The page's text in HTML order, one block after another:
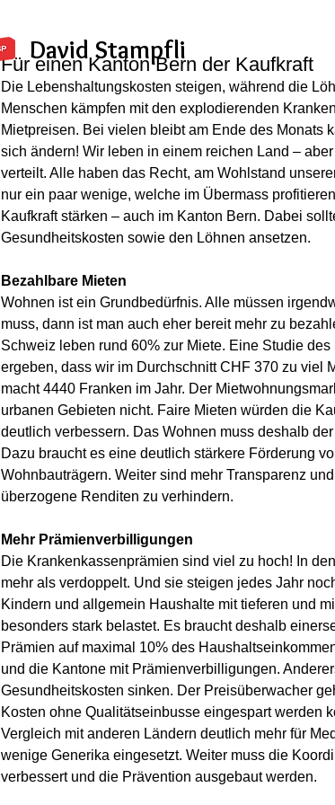
David Stampfli
Für einen Kanton Bern der Kaufkraft
Die Lebenshaltungskosten steigen, während die
Menschen kämpfen mit den explodierenden
Mietpreisen. Bei vielen bleibt am Ende des Monats
sich ändern! Wir leben in einem reichen Land –
verteilt. Alle haben das Recht, am Wohlstand
nur ein paar wenige, welche im Übermass
Kaufkraft stärken – auch im Kanton Bern. Dabei
Gesundheitskosten sowie den Löhnen ansetzen.
Bezahlbare Mieten
Wohnen ist ein Grundbedürfnis. Alle müssen
muss, dann ist man auch eher bereit mehr zu
Schweiz leben rund 60% zur Miete. Eine Studie
ergeben, dass wir im Durchschnitt CHF 370 zu viel
macht 4440 Franken im Jahr. Der
urbanen Gebieten nicht. Faire Mieten würden die
deutlich verbessern. Das Wohnen muss deshalb
Dazu braucht es eine deutlich stärkere Förderung
Wohnbauträgern. Weiter sind mehr Transparenz
überzogene Renditen zu verhindern.
Mehr Prämienverbilligungen
Die Krankenkassenprämien sind viel zu hoch! In
mehr als verdoppelt. Und sie steigen jedes Jahr
Kindern und allgemein Haushalte mit tieferen und
besonders stark belastet. Es braucht deshalb
Prämien auf maximal 10% des
und die Kantone mit Prämienverbilligungen.
Gesundheitskosten sinken. Der Preisüberwacher
Kosten ohne Qualitätseinbusse eingespart werden
Vergleich mit anderen Ländern deutlich mehr für
wenige Generika eingesetzt. Weiter muss die
verbessert und die Prävention ausgebaut werden.